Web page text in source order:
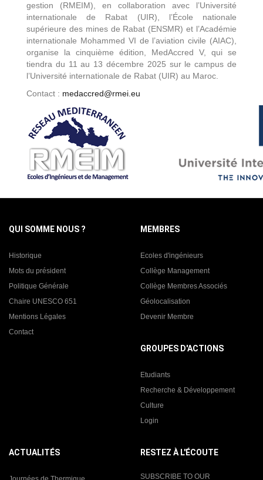
gestion (RMEIM), en collaboration avec l’Université
internationale de Rabat (UIR), l’École nationale
supérieure des mines de Rabat (ENSMR) et l’Académie
internationale Mohammed VI de l’aviation civile (AIAC),
organise la cinquième édition, MedAccred V, qui se
tiendra du 11 au 13 décembre 2025 sur le campus de
l’Université internationale de Rabat (UIR) au Maroc.
Contact : medaccred@rmei.eu
QUI SOMME NOUS ?
Historique
Mots du président
Politique Générale
Chaire UNESCO 651
Mentions Légales
Contact
MEMBRES
Ecoles d'ingénieurs
Collège Management
Collège Membres Associés
Géolocalisation
Devenir Membre
GROUPES D'ACTIONS
Etudiants
Recherche & Développement
Culture
Login
ACTUALITÉS RESTEZ À L'ÉCOUTE
SUBSCRIBE TO OUR